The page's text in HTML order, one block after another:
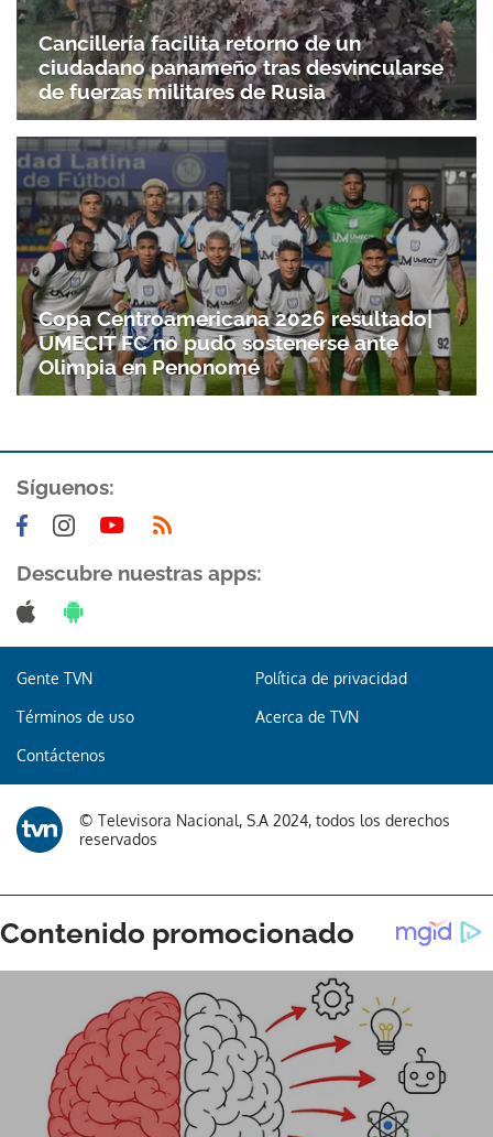
Cancillería facilita retorno de un
ciudadano panameño tras desvincularse
de fuerzas militares de Rusia
Copa Centroamericana 2026 resultado|
UMECIT FC no pudo sostenerse ante
Olimpia en Penonomé
Síguenos:
Descubre nuestras apps:
Gente TVN Política de privacidad
Términos de uso Acerca de TVN
Contáctenos
© Televisora Nacional, S.A 2024, todos los derechos
reservados